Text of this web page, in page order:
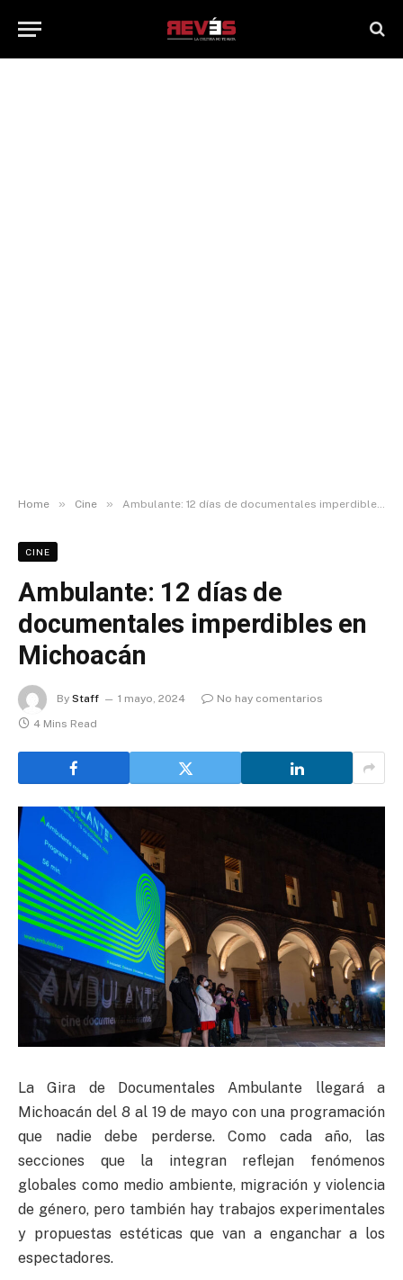
Home » Cine » Ambulante: 12 días de documentales imperdibles en Michoacán
CINE
Ambulante: 12 días de
documentales imperdibles en
Michoacán
By Staff 1 mayo, 2024
No hay comentarios
4 Mins Read
La Gira de Documentales Ambulante llegará a
Michoacán del 8 al 19 de mayo con una programación
que nadie debe perderse. Como cada año, las
secciones que la integran reflejan fenómenos
globales como medio ambiente, migración y violencia
de género, pero también hay trabajos experimentales
y propuestas estéticas que van a enganchar a los
espectadores.